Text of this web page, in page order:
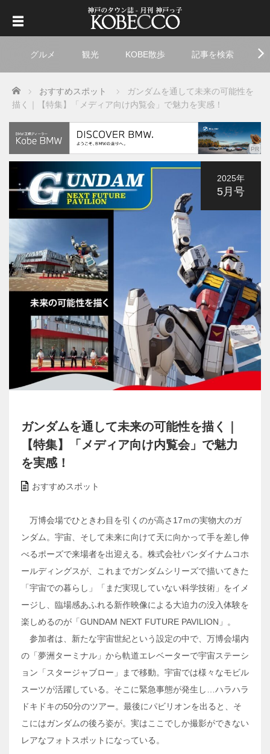
グルメ 観光 KOBE散歩 記事を検索
Home おすすめスポット
ガンダムを通して未来の可能性を
描く｜【特集】「メディア向け内覧会」で魅力を実感！
2025年
5月号
ガンダムを通して未来の可能性を描く｜
【特集】「メディア向け内覧会」で魅力
を実感！
おすすめスポット
万博会場でひときわ目を引くのが高さ17ｍの実物大のガ
ンダム。宇宙、そして未来に向けて天に向かって手を差し伸
べるポーズで来場者を出迎える。株式会社バンダイナムコホ
ールディングスが、これまでガンダムシリーズで描いてきた
「宇宙での暮らし」「まだ実現していない科学技術」をイメ
ージし、臨場感あふれる新作映像による大迫力の没入体験を
楽しめるのが「GUNDAM NEXT FUTURE PAVILION」。
参加者は、新たな宇宙世紀という設定の中で、万博会場内
の「夢洲ターミナル」から軌道エレベーターで宇宙ステーシ
ョン「スタージャブロー」まで移動。宇宙では様々なモビル
スーツが活躍している。そこに緊急事態が発生し…ハラハラ
ドキドキの50分のツアー。最後にパビリオンを出ると、そ
こにはガンダムの後ろ姿が。実はここでしか撮影ができない
レアなフォトスポットになっている。